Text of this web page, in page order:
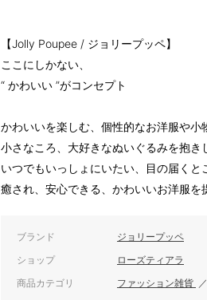
【Jolly Poupee / ジョリープッペ】
ここにしかない、
“ かわいい ”がコンセプト
かわいいを楽しむ、個性的なお洋服や小
小さなころ、大好きなぬいぐるみを抱き
いつでもいっしょにいたい、目の届くと
癒され、安心できる、かわいいお洋服を
ブランド ジョリープッペ
ショップ ローズティアラ
商品カテゴリ ファッション雑貨 ／